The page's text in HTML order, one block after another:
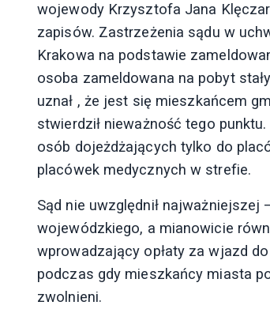
wojewody Krzysztofa Jana
zapisów. Zastrzeżenia sądu w
Krakowa na podstawie
osoba zameldowana na pobyt
uznał , że jest się mieszkańcem
stwierdził nieważność tego
osób dojeżdżających tylko do
placówek medycznych w strefie.
Sąd nie uwzględnił
wojewódzkiego, a mianowicie
wprowadzający opłaty za wjazd
podczas gdy mieszkańcy miasta
zwolnieni.